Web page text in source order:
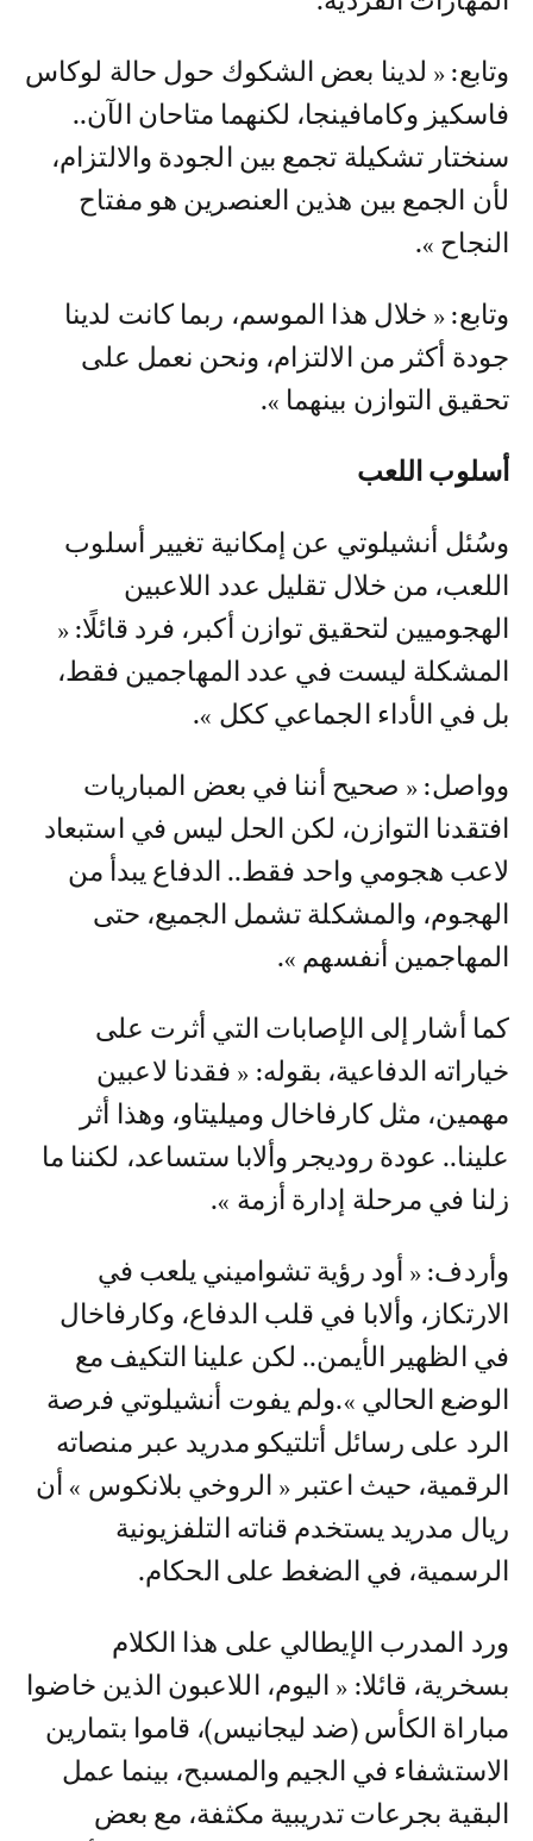
وتابع: « لدينا بعض الشكوك حول حالة لوكاس
فاسكيز وكامافينجا، لكنهما متاحان الآن..
سنختار تشكيلة تجمع بين الجودة والالتزام،
لأن الجمع بين هذين العنصرين هو مفتاح
النجاح ».
وتابع: « خلال هذا الموسم، ربما كانت لدينا
جودة أكثر من الالتزام، ونحن نعمل على
تحقيق التوازن بينهما ».
أسلوب اللعب
وسُئل أنشيلوتي عن إمكانية تغيير أسلوب
اللعب، من خلال تقليل عدد اللاعبين
الهجوميين لتحقيق توازن أكبر، فرد قائلًا: «
المشكلة ليست في عدد المهاجمين فقط،
بل في الأداء الجماعي ككل ».
وواصل: « صحيح أننا في بعض المباريات
افتقدنا التوازن، لكن الحل ليس في استبعاد
لاعب هجومي واحد فقط.. الدفاع يبدأ من
الهجوم، والمشكلة تشمل الجميع، حتى
المهاجمين أنفسهم ».
كما أشار إلى الإصابات التي أثرت على
خياراته الدفاعية، بقوله: « فقدنا لاعبين
مهمين، مثل كارفاخال وميليتاو، وهذا أثر
علينا.. عودة روديجر وألابا ستساعد، لكننا ما
زلنا في مرحلة إدارة أزمة ».
وأردف: « أود رؤية تشواميني يلعب في
الارتكاز، وألابا في قلب الدفاع، وكارفاخال
في الظهير الأيمن.. لكن علينا التكيف مع
الوضع الحالي ».ولم يفوت أنشيلوتي فرصة
الرد على رسائل أتلتيكو مدريد عبر منصاته
الرقمية، حيث اعتبر « الروخي بلانكوس » أن
ريال مدريد يستخدم قناته التلفزيونية
الرسمية، في الضغط على الحكام.
ورد المدرب الإيطالي على هذا الكلام
بسخرية، قائلا: « اليوم، اللاعبون الذين خاضوا
مباراة الكأس (ضد ليجانيس)، قاموا بتمارين
الاستشفاء في الجيم والمسبح، بينما عمل
البقية بجرعات تدريبية مكثفة، مع بعض